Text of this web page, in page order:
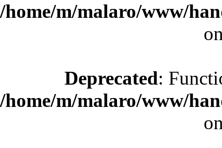
/home/m/malaro/www/
Deprecated:
/home/m/malaro/www/